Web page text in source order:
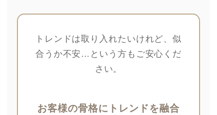
トレンドは取り入れたいけれど、似
合うか不安…という方もご安心くだ
さい。
お客様の骨格にトレンドを融合